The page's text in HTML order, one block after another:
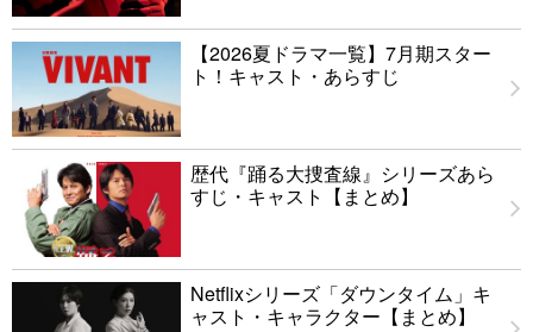
【2026夏ドラマ一覧】7月期スター
ト！キャスト・あらすじ
歴代『踊る大捜査線』シリーズあら
すじ・キャスト【まとめ】
Netflixシリーズ「ダウンタイム」キ
ャスト・キャラクター【まとめ】